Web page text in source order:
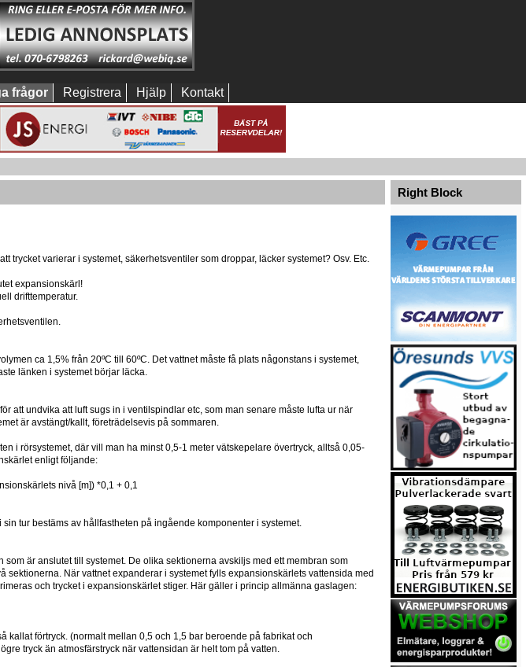
frågor Registrera Hjälp Kontakt
trycket varierar i systemet, säkerhetsventiler som droppar, läcker systemet? Osv. Etc.
expansionskärl!
drifttemperatur.
ca 1,5% från 20ºC till 60ºC. Det vattnet måste få plats någonstans i systemet,
länken i systemet börjar läcka.
att undvika att luft sugs in i ventilspindlar etc, som man senare måste lufta ur när
är avstängt/kallt, företrädelsevis på sommaren.
i rörsystemet, där vill man ha minst 0,5-1 meter vätskepelare övertryck, alltså 0,05-
enligt följande:
nivå [m]) *0,1 + 0,1
tur bestäms av hållfastheten på ingående komponenter i systemet.
är anslutet till systemet. De olika sektionerna avskiljs med ett membran som
sektionerna. När vattnet expanderar i systemet fylls expansionskärlets vattensida med
och trycket i expansionskärlet stiger. Här gäller i princip allmänna gaslagen:
kallat förtryck. (normalt mellan 0,5 och 1,5 bar beroende på fabrikat och
tryck än atmosfärstryck när vattensidan är helt tom på vatten.
Right Block